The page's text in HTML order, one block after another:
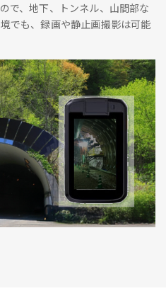
で、地下、トンネル、山間部な
でも、録画や静止画撮影は可能